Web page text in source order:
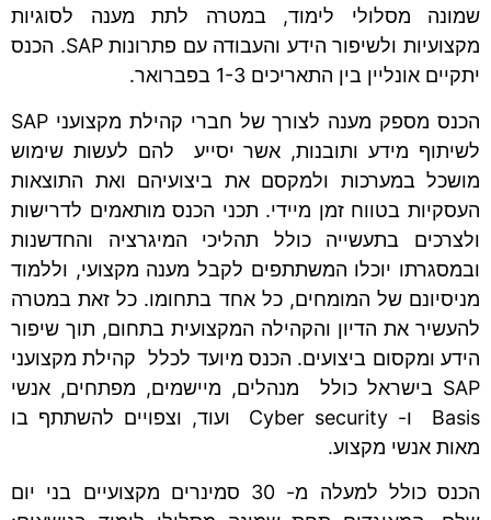
שמונה מסלולי לימוד, במטרה לתת מענה לסוגיות
מקצועיות ולשיפור הידע והעבודה עם פתרונות SAP. הכנס
יתקיים אונליין בין התאריכים 1-3 בפברואר.
הכנס מספק מענה לצורך של חברי קהילת מקצועני SAP
לשיתוף מידע ותובנות, אשר יסייע להם לעשות שימוש
מושכל במערכות ולמקסם את ביצועיהם ואת התוצאות
העסקיות בטווח זמן מיידי. תכני הכנס מותאמים לדרישות
ולצרכים בתעשייה כולל תהליכי המיגרציה והחדשנות
ובמסגרתו יוכלו המשתתפים לקבל מענה מקצועי, וללמוד
מניסיונם של המומחים, כל אחד בתחומו. כל זאת במטרה
להעשיר את הדיון והקהילה המקצועית בתחום, תוך שיפור
הידע ומקסום ביצועים. הכנס מיועד לכלל קהילת מקצועני
SAP בישראל כולל מנהלים, מיישמים, מפתחים, אנשי
Basis ו- Cyber security ועוד, וצפויים להשתתף בו
מאות אנשי מקצוע.
הכנס כולל למעלה מ- 30 סמינרים מקצועיים בני יום